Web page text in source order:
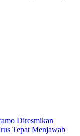
Diresmikan
Tepat Menjawab